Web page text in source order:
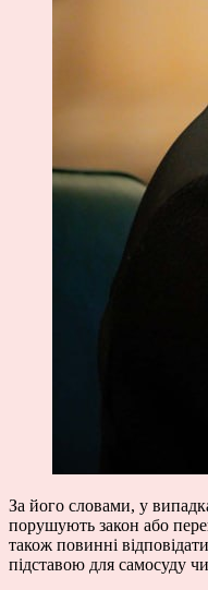
За його словами, у
порушують закон або
також повинні
підставою для самосуду